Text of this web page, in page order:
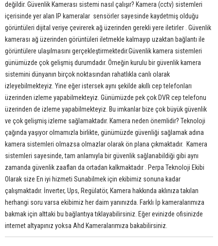
değildir. Güvenlik Kamerası sistemi nasıl çalışır? Kamera (cctv) sistemleri
içerisinde yer alan IP kameralar sensörler sayesinde kaydetmiş olduğu
görüntüleri dijital veriye çevirerek ağ üzerinden gerekli yere iletirler . Güvenlik
kamerası ağ üzerinden görüntüleri iletmekle kalmayıp uzaktan bağlantı ile
görüntülere ulaşılmasını gerçekleştirmektedir.Güvenlik kamera sistemleri
günümüzde çok gelişmiş durumdadır. Örneğin kurulu bir güvenlik kamera
sistemini dünyanın birçok noktasından rahatlıkla canlı olarak
izleyebilmekteyiz. Yine eğer istersek aynı şekilde akıllı cep telefonları
üzerinden izleme yapabilmekteyiz. Günümüzde pek çok DVR cep telefonu
üzerinden de izleme yapabilmekteyiz. Bu imkanlar bize çok büyük güvenlik
ve çok gelişmiş izleme sağlamaktadır. Kamera neden önemlidir? Teknoloji
çağında yaşıyor olmamızla birlikte, günümüzde güvenliği sağlamak adına
kamera sistemleri olmazsa olmazlar olarak ön plana çıkmaktadır. Kamera
sistemleri sayesinde, tam anlamıyla bir güvenlik sağlanabildiği gibi aynı
zamanda güvenlik zaafları da ortadan kalkmaktadır . Perpa Teknoloji Ekibi
Olarak size En iyi hizmeti Sunabilmek için ekibimiz sonuna kadar
çalışmaktadır. İnverter, Ups, Regülatör, Kamera hakkında aklınıza takılan
herhangi soru varsa ekibimiz her daim yanınızda. Farklı İp kameralarımıza
bakmak için alttaki bu bağlantıya tıklayabilirsiniz. Eğer evinizde ofisinizde
internet altyapınız yoksa Ahd Kameralarımıza bakabilirsiniz.